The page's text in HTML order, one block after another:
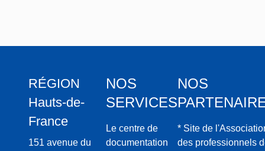
RÉGION
Hauts-de-
France
151 avenue du
NOS
SERVICES
Le centre de
documentation
NOS
* Site de
des professionnels